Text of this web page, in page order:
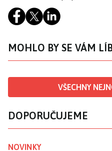
MOHLO BY SE VÁM
VŠECHNY
DOPORUČUJEME
NOVINKY